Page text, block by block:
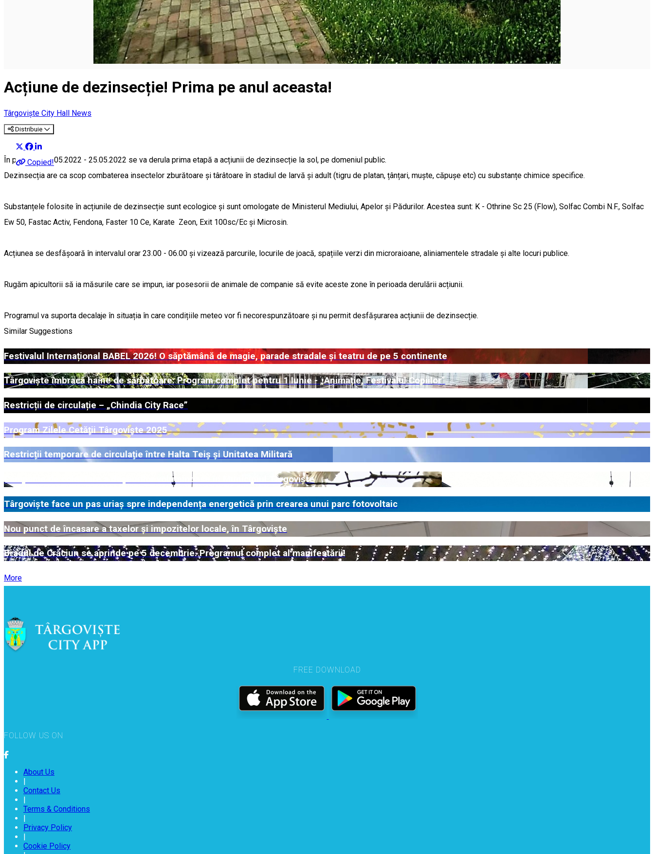
Acțiune de dezinsecție! Prima pe anul aceasta!
Târgoviște City Hall News
Distribuie
Copied!
În perioada 09.05.2022 - 25.05.2022 se va derula prima etapă a acțiunii de dezinsecție la sol, pe domeniul public.
Dezinsecția are ca scop combaterea insectelor zburătoare și târâtoare în stadiul de larvă și adult (tigru de platan, țânțari, muște, căpușe etc) cu substanțe chimice specifice.
Substanțele folosite în acțiunile de dezinsecție sunt ecologice și sunt omologate de Ministerul Mediului, Apelor și Pădurilor. Acestea sunt: K - Othrine Sc 25 (Flow), Solfac Combi N.F., Solfac
Ew 50, Fastac Activ, Fendona, Faster 10 Ce, Karate Zeon, Exit 100sc/Ec și Microsin.
Acțiunea se desfășoară în intervalul orar 23.00 - 06.00 și vizează parcurile, locurile de joacă, spațiile verzi din microraioane, aliniamentele stradale și alte locuri publice.
Rugăm apicultorii să ia măsurile care se impun, iar posesorii de animale de companie să evite aceste zone în perioada derulării acțiunii.
Programul va suporta decalaje în situația în care condițiile meteo vor fi necorespunzătoare și nu permit desfășurarea acțiunii de dezinsecție.
Similar Suggestions
Festivalul Internațional BABEL 2026! O săptămână de magie, parade stradale și teatru de pe 5 continente
Târgoviște îmbracă haine de sărbătoare: Program complet pentru 1 Iunie - „Animație, Festivalul Copiilor”
Restricții de circulație – „Chindia City Race”
Program Zilele Cetății Târgoviște 2025
Restricții temporare de circulație între Halta Teiș și Unitatea Militară
Campanie de colectare a deșeurilor voluminoase în Municipiul Târgoviște
Târgoviște face un pas uriaș spre independența energetică prin crearea unui parc fotovoltaic
Nou punct de încasare a taxelor și impozitelor locale, în Târgoviște
Bradul de Crăciun se aprinde pe 5 decembrie. Programul complet al manifestării!
More
FREE DOWNLOAD
FOLLOW US ON
About Us
Contact Us
Terms & Conditions
Privacy Policy
Cookie Policy